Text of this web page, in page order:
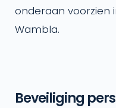
onderaan voorzien
Wambla.
Beveiliging